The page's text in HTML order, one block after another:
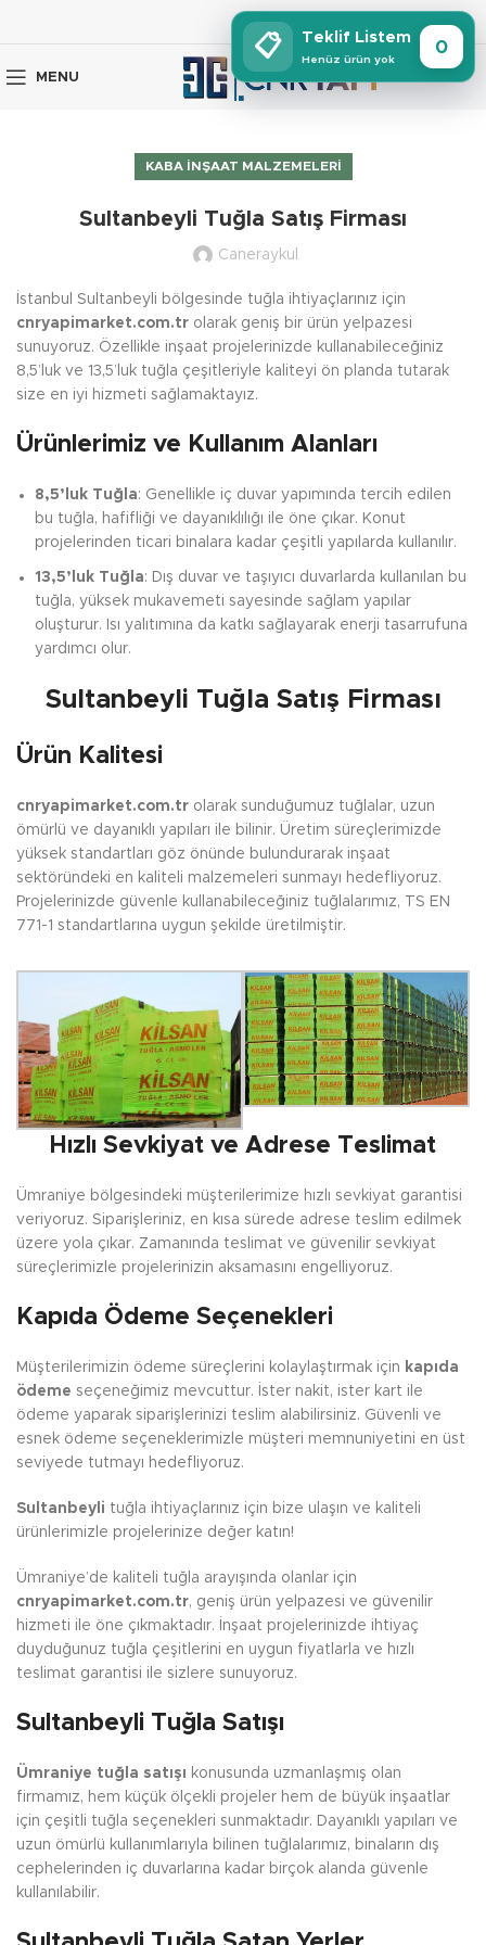
MENU
KABA İNŞAAT MALZEMELERI
Sultanbeyli Tuğla Satış Firması
Caneraykul
İstanbul Sultanbeyli bölgesinde tuğla ihtiyaçlarınız için
cnryapimarket.com.tr olarak geniş bir ürün yelpazesi
sunuyoruz. Özellikle inşaat projelerinizde kullanabileceğiniz
8,5’luk ve 13,5’luk tuğla çeşitleriyle kaliteyi ön planda tutarak
size en iyi hizmeti sağlamaktayız.
Ürünlerimiz ve Kullanım Alanları
8,5’luk Tuğla: Genellikle iç duvar yapımında tercih edilen
bu tuğla, hafifliği ve dayanıklılığı ile öne çıkar. Konut
projelerinden ticari binalara kadar çeşitli yapılarda kullanılır.
13,5’luk Tuğla: Dış duvar ve taşıyıcı duvarlarda kullanılan bu
tuğla, yüksek mukavemeti sayesinde sağlam yapılar
oluşturur. Isı yalıtımına da katkı sağlayarak enerji tasarrufuna
yardımcı olur.
Sultanbeyli Tuğla Satış Firması
Ürün Kalitesi
cnryapimarket.com.tr olarak sunduğumuz tuğlalar, uzun
ömürlü ve dayanıklı yapıları ile bilinir. Üretim süreçlerimizde
yüksek standartları göz önünde bulundurarak inşaat
sektöründeki en kaliteli malzemeleri sunmayı hedefliyoruz.
Projelerinizde güvenle kullanabileceğiniz tuğlalarımız, TS EN
771-1 standartlarına uygun şekilde üretilmiştir.
Hızlı Sevkiyat ve Adrese Teslimat
Ümraniye bölgesindeki müşterilerimize hızlı sevkiyat garantisi
veriyoruz. Siparişleriniz, en kısa sürede adrese teslim edilmek
üzere yola çıkar. Zamanında teslimat ve güvenilir sevkiyat
süreçlerimizle projelerinizin aksamasını engelliyoruz.
Kapıda Ödeme Seçenekleri
Müşterilerimizin ödeme süreçlerini kolaylaştırmak için kapıda
ödeme seçeneğimiz mevcuttur. İster nakit, ister kart ile
ödeme yaparak siparişlerinizi teslim alabilirsiniz. Güvenli ve
esnek ödeme seçeneklerimizle müşteri memnuniyetini en üst
seviyede tutmayı hedefliyoruz.
Sultanbeyli tuğla ihtiyaçlarınız için bize ulaşın ve kaliteli
ürünlerimizle projelerinize değer katın!
Ümraniye’de kaliteli tuğla arayışında olanlar için
cnryapimarket.com.tr, geniş ürün yelpazesi ve güvenilir
hizmeti ile öne çıkmaktadır. İnşaat projelerinizde ihtiyaç
duyduğunuz tuğla çeşitlerini en uygun fiyatlarla ve hızlı
teslimat garantisi ile sizlere sunuyoruz.
Sultanbeyli Tuğla Satışı
Ümraniye tuğla satışı konusunda uzmanlaşmış olan
firmamız, hem küçük ölçekli projeler hem de büyük inşaatlar
için çeşitli tuğla seçenekleri sunmaktadır. Dayanıklı yapıları ve
uzun ömürlü kullanımlarıyla bilinen tuğlalarımız, binaların dış
cephelerinden iç duvarlarına kadar birçok alanda güvenle
kullanılabilir.
📋 Teklif Listem
Henüz ürün yok
0